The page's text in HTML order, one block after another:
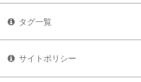
タグ一覧
サイトポリシー